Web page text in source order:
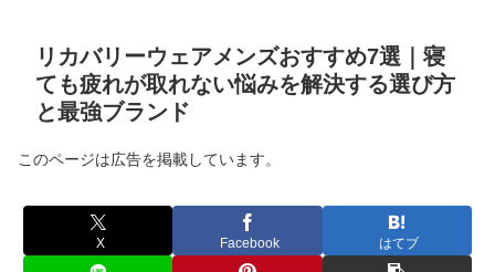
リカバリーウェアメンズおすすめ7選｜寝
ても疲れが取れない悩みを解決する選び方
と最強ブランド
このページは広告を掲載しています。
X Facebook はてブ